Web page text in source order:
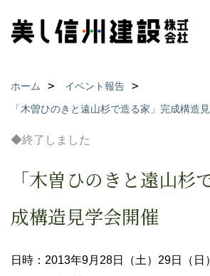
ホーム
イベント報告
「木曽ひのきと遠山杉で造る家」完成構造
◆終了しました
「木曽ひのきと遠山杉
成構造見学会開催
日時：2013年9月28日（土）29日（日